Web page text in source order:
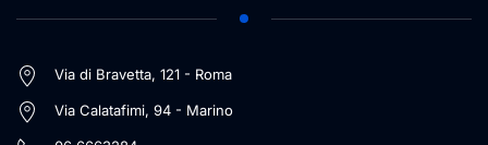
Via di Bravetta, 121 - Roma
Via Calatafimi, 94 - Marino